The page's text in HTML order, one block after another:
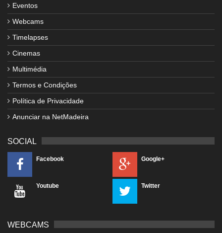
Eventos
Webcams
Timelapses
Cinemas
Multimédia
Termos e Condições
Política de Privacidade
Anunciar na NetMadeira
SOCIAL
Facebook Google+
Youtube Twitter
WEBCAMS